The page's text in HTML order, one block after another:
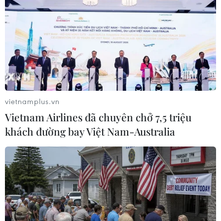
Chương trình đào tạo trên được thiết kế để thu
hẹp những lỗ hổng kiến ​​thức quan trọng này và
thúc đẩy sự chuẩn bị của các bên chủ chốt.
(Ảnh minh họa. Nguồn: PanNature)
vietnamplus.vn
Vietnam Airlines đã chuyên chở 7,5 triệu
khách đường bay Việt Nam-Australia